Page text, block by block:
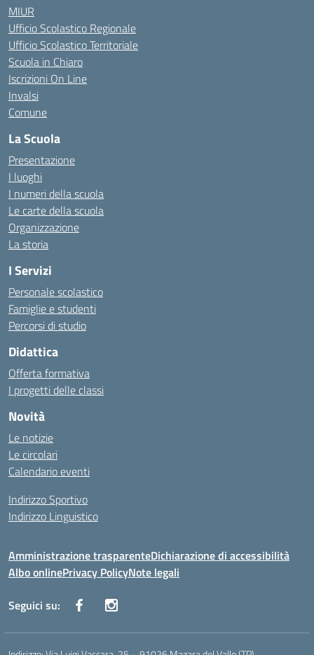
MIUR
Ufficio Scolastico Regionale
Ufficio Scolastico Territoriale
Scuola in Chiaro
Iscrizioni On Line
Invalsi
Comune
La Scuola
Presentazione
I luoghi
I numeri della scuola
Le carte della scuola
Organizzazione
La storia
I Servizi
Personale scolastico
Famiglie e studenti
Percorsi di studio
Didattica
Offerta formativa
I progetti delle classi
Novità
Le notizie
Le circolari
Calendario eventi
Indirizzo Sportivo
Indirizzo Linguistico
Amministrazione trasparenteDichiarazione di accessibilità
Albo onlinePrivacy PolicyNote legali
Seguici su: